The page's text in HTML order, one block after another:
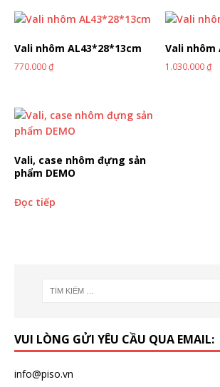
Vali nhôm AL43*28*13cm
770.000₫
Vali nhôm
1.030.000₫
Vali, case nhôm đựng sản
phẩm DEMO
Đọc tiếp
VUI LÒNG GỬI YÊU CẦU QUA EMAIL:
info@piso.vn